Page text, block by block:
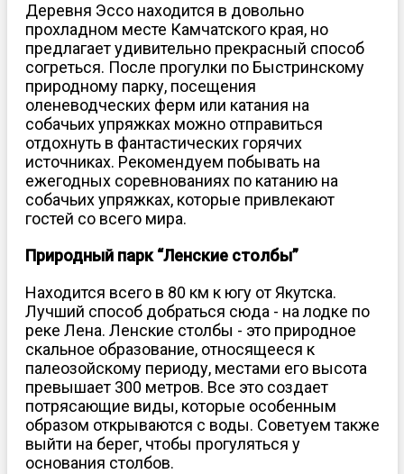
Деревня Эссо находится в довольно
прохладном месте Камчатского края, но
предлагает удивительно прекрасный способ
согреться. После прогулки по Быстринскому
природному парку, посещения
оленеводческих ферм или катания на
собачьих упряжках можно отправиться
отдохнуть в фантастических горячих
источниках. Рекомендуем побывать на
ежегодных соревнованиях по катанию на
собачьих упряжках, которые привлекают
гостей со всего мира.
Природный парк “Ленские столбы”
Находится всего в 80 км к югу от Якутска.
Лучший способ добраться сюда - на лодке по
реке Лена. Ленские столбы - это природное
скальное образование, относящееся к
палеозойскому периоду, местами его высота
превышает 300 метров. Все это создает
потрясающие виды, которые особенным
образом открываются с воды. Советуем также
выйти на берег, чтобы прогуляться у
основания столбов.